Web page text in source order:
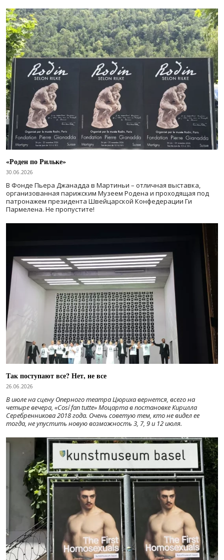
«Роден по Рильке»
30.06.2026
В Фонде Пьера Джанадда в Мартиньи – отличная выставка,
организованная парижским Музеем Родена и проходящая под
патронажем президента Швейцарской Конфедерации Ги
Пармелена. Не пропустите!
Так поступают все? Нет, не все
26.06.2026
В июле на сцену Оперного театра Цюриха вернется, всего на
четыре вечера, «Cosí fan tutte» Моцарта в постановке Кирилла
Серебренникова 2018 года. Очень советую тем, кто не видел ее
тогда, не упустить новую возможность 3, 7, 9 и 12 июля.